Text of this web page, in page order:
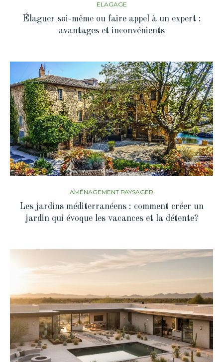
ELAGAGE
Élaguer soi-même ou faire appel à un expert :
avantages et inconvénients
AMÉNAGEMENT PAYSAGER
Les jardins méditerranéens : comment créer un
jardin qui évoque les vacances et la détente?